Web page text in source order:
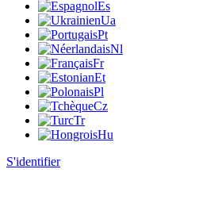
Es
Ua
Pt
Nl
Fr
Et
Pl
Cz
Tr
Hu
S'identifier